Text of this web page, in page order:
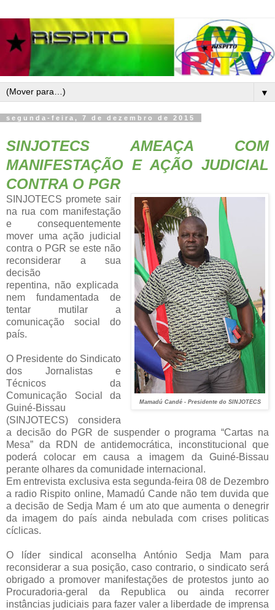
▼
segunda-feira, 7 de dezembro de 2015
SINJOTECS AMEAÇA COM
MANIFESTAÇÃO E AÇÃO JUDICIAL
CONTRA O PGR
Mamadú Candé - Presidente do SINJOTECS
SINJOTECS promete sair
na rua com manifestação
e consequentemente
mover uma ação judicial
contra o PGR se este não
reconsiderar a sua
decisão
repentina, não explicada
nem fundamentada de
tentar mutilar a
comunicação social do
país.
O Presidente do Sindicato
dos Jornalistas e
Técnicos da
Comunicação Social da
Guiné-Bissau
(SINJOTECS) considera
a decisão do PGR de suspender o programa “Cartas na
Mesa” da RDN de antidemocrática, inconstitucional que
poderá colocar em causa a imagem da Guiné-Bissau
perante olhares da comunidade internacional.
Em entrevista exclusiva esta segunda-feira 08 de Dezembro
a radio Rispito online, Mamadú Cande não tem duvida que
a decisão de Sedja Mam é um ato que aumenta o denegrir
da imagem do país ainda nebulada com crises politicas
cíclicas.
O líder sindical aconselha António Sedja Mam para
reconsiderar a sua posição, caso contrario, o sindicato será
obrigado a promover manifestações de protestos junto ao
Procuradoria-geral da Republica ou ainda recorrer
instâncias judiciais para fazer valer a liberdade de imprensa